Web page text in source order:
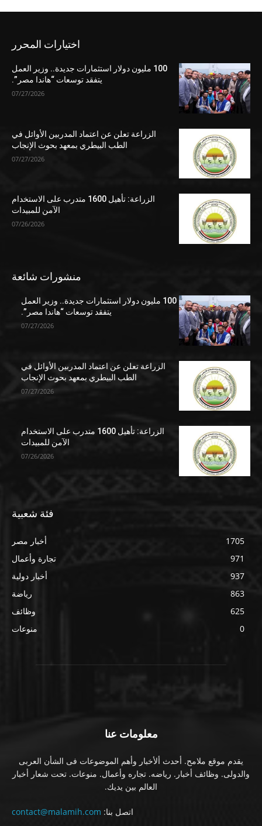
اختيارات المحرر
100 مليون دولار استثمارات جديدة.. وزير العمل
يتفقد توسعات “هاندا مصر”.
07/27/2026
الزراعة تعلن عن اعتماد المدربين الأوائل في
الطب البيطري بمعهد بحوث الإنجاب
07/27/2026
الزراعة: تأهيل 1600 متدرب على الاستخدام
الآمن للمبيدات
07/26/2026
منشورات شائعة
100 مليون دولار استثمارات جديدة.. وزير العمل
يتفقد توسعات “هاندا مصر”.
07/27/2026
الزراعة تعلن عن اعتماد المدربين الأوائل في
الطب البيطري بمعهد بحوث الإنجاب
07/27/2026
الزراعة: تأهيل 1600 متدرب على الاستخدام
الآمن للمبيدات
07/26/2026
فئة شعبية
أخبار مصر
1705
تجارة وأعمال
971
أخبار دولية
937
رياضة
863
وظائف
625
منوعات
0
معلومات عنا
يقدم موقع ملامح. أحدث ألأخبار وأهم الموضوعات فى الشأن العربى
والدولى. وظائف أخبار. رياضه. تجاره وأعمال. منوعات. تحت شعار أخبار
العالم بين يديك.
اتصل بنا: contact@malamih.com